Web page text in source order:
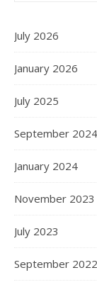
July 2026
January 2026
July 2025
September 2024
January 2024
November 2023
July 2023
September 2022